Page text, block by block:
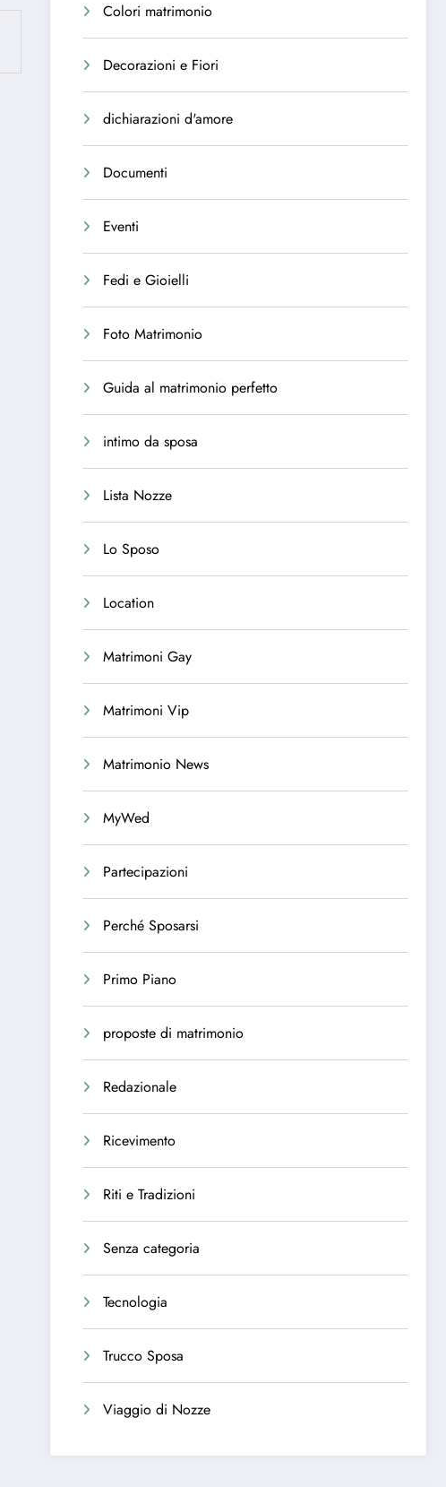
Colori matrimonio
Decorazioni e Fiori
dichiarazioni d'amore
Documenti
Eventi
Fedi e Gioielli
Foto Matrimonio
Guida al matrimonio perfetto
intimo da sposa
Lista Nozze
Lo Sposo
Location
Matrimoni Gay
Matrimoni Vip
Matrimonio News
MyWed
Partecipazioni
Perché Sposarsi
Primo Piano
proposte di matrimonio
Redazionale
Ricevimento
Riti e Tradizioni
Senza categoria
Tecnologia
Trucco Sposa
Viaggio di Nozze